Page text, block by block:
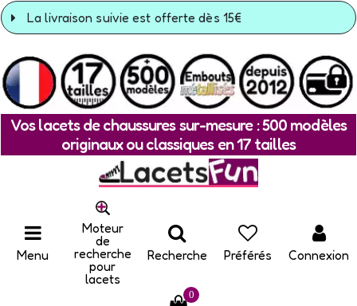
La livraison suivie est offerte dès 15€
Vos lacets de chaussures sur-mesure : 500 modèles
originaux ou classiques en 17 tailles
Menu
Moteur
de
recherche
pour
lacets
Recherche Préférés Connexion
0